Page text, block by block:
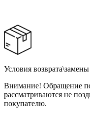
Условия возврата\замены
Внимание! Обращение
рассматриваются не
покупателю.